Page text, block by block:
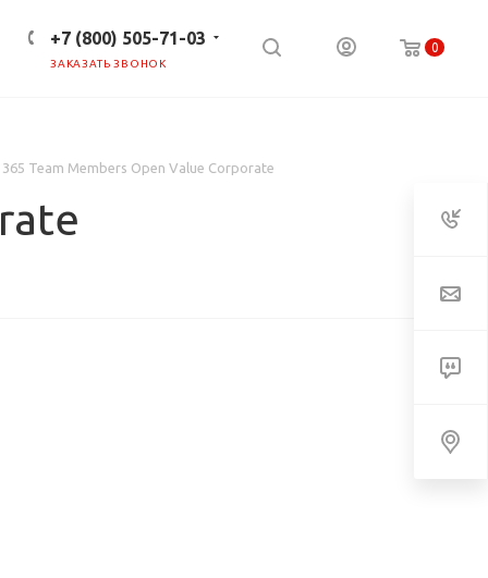
0
+7 (800) 505-71-03
ЗАКАЗАТЬ ЗВОНОК
365 Team Members Open Value Corporate